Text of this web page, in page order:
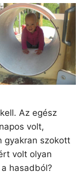
Az egész
volt,
gyakran szokott
volt olyan
hasadból?